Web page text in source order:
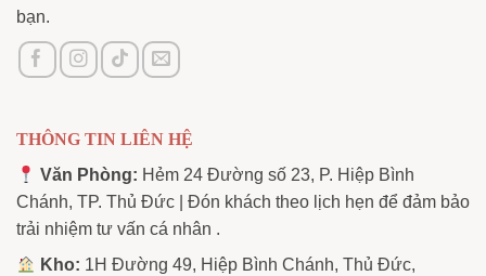
bạn.
THÔNG TIN LIÊN HỆ
Văn Phòng: Hẻm 24 Đường số 23, P. Hiệp Bình
Chánh, TP. Thủ Đức | Đón khách theo lịch hẹn để đảm bảo
trải nhiệm tư vấn cá nhân .
Kho: 1H Đường 49, Hiệp Bình Chánh, Thủ Đức,